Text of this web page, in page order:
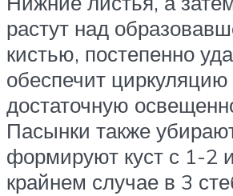
растут над
кистью, постепенно
обеспечит циркуляцию
достаточную
Пасынки также
формируют куст с 1-2
крайнем случае в 3